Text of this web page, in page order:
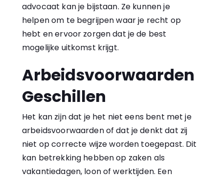
advocaat kan je bijstaan. Ze kunnen je
helpen om te begrijpen waar je recht op
hebt en ervoor zorgen dat je de best
mogelijke uitkomst krijgt.
Arbeidsvoorwaarden
Geschillen
Het kan zijn dat je het niet eens bent met je
arbeidsvoorwaarden of dat je denkt dat zij
niet op correcte wijze worden toegepast. Dit
kan betrekking hebben op zaken als
vakantiedagen, loon of werktijden. Een